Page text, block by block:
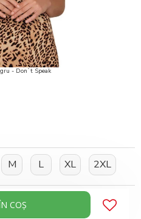
- Don`t Speak
M L XL 2XL
COŞ